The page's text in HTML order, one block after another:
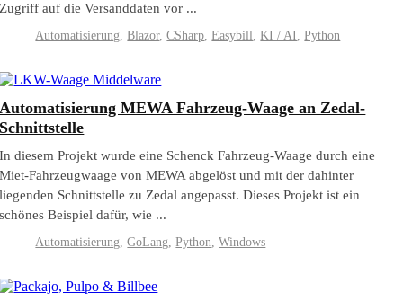
Zugriff auf die Versanddaten vor ...
Automatisierung,Blazor,CSharp,Easybill,KI / AI,Python
Automatisierung MEWA Fahrzeug-Waage an Zedal-
Schnittstelle
In diesem Projekt wurde eine Schenck Fahrzeug-Waage durch eine
Miet-Fahrzeugwaage von MEWA abgelöst und mit der dahinter
liegenden Schnittstelle zu Zedal angepasst. Dieses Projekt ist ein
schönes Beispiel dafür, wie ...
Automatisierung,GoLang,Python,Windows